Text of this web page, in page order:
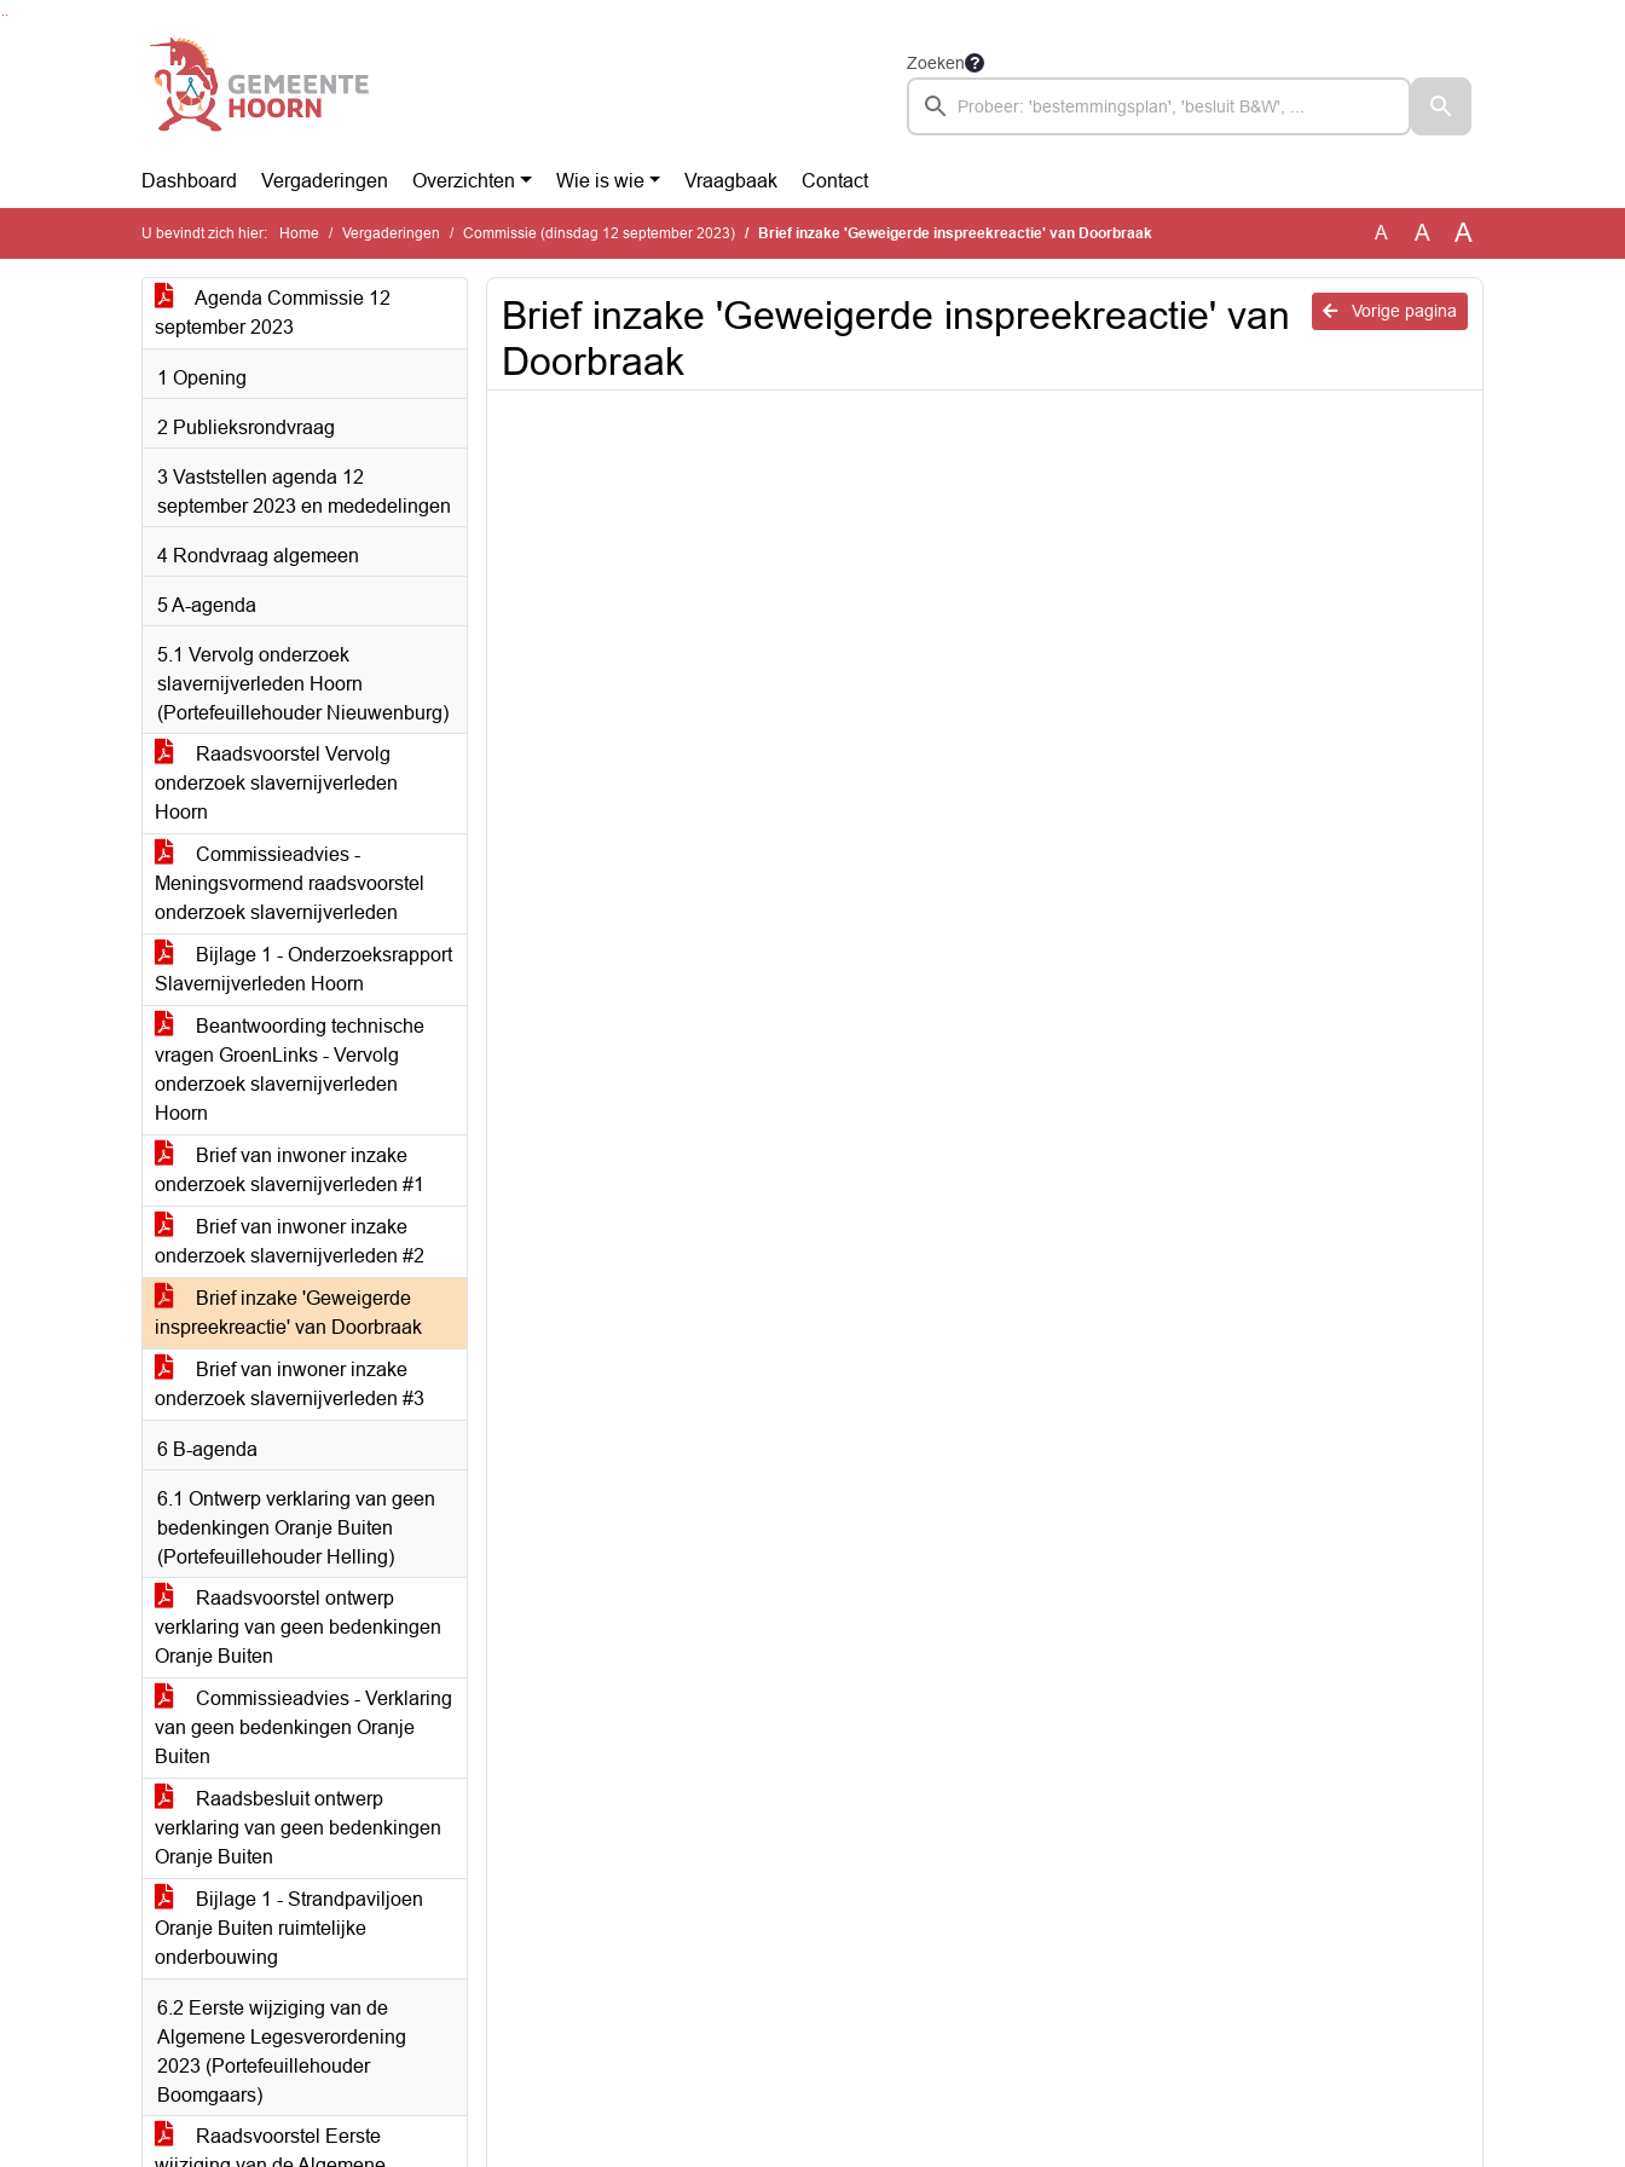
Zoeken
Dashboard Vergaderingen Overzichten Wie is wie Vraagbaak Contact
U bevindt zich hier: Home Vergaderingen Commissie (dinsdag 12 september 2023) Brief inzake 'Geweigerde inspreekreactie' van Doorbraak A A A
Agenda Commissie 12
september 2023
1 Opening
2 Publieksrondvraag
3 Vaststellen agenda 12
september 2023 en mededelingen
4 Rondvraag algemeen
5 A-agenda
5.1 Vervolg onderzoek
slavernijverleden Hoorn
(Portefeuillehouder Nieuwenburg)
Raadsvoorstel Vervolg
onderzoek slavernijverleden
Hoorn
Commissieadvies -
Meningsvormend raadsvoorstel
onderzoek slavernijverleden
Bijlage 1 - Onderzoeksrapport
Slavernijverleden Hoorn
Beantwoording technische
vragen GroenLinks - Vervolg
onderzoek slavernijverleden
Hoorn
Brief van inwoner inzake
onderzoek slavernijverleden #1
Brief van inwoner inzake
onderzoek slavernijverleden #2
Brief inzake 'Geweigerde
inspreekreactie' van Doorbraak
Brief van inwoner inzake
onderzoek slavernijverleden #3
6 B-agenda
6.1 Ontwerp verklaring van geen
bedenkingen Oranje Buiten
(Portefeuillehouder Helling)
Raadsvoorstel ontwerp
verklaring van geen bedenkingen
Oranje Buiten
Commissieadvies - Verklaring
van geen bedenkingen Oranje
Buiten
Raadsbesluit ontwerp
verklaring van geen bedenkingen
Oranje Buiten
Bijlage 1 - Strandpaviljoen
Oranje Buiten ruimtelijke
onderbouwing
6.2 Eerste wijziging van de
Algemene Legesverordening
2023 (Portefeuillehouder
Boomgaars)
Raadsvoorstel Eerste
Vorige pagina
Brief inzake 'Geweigerde inspreekreactie' van
Doorbraak